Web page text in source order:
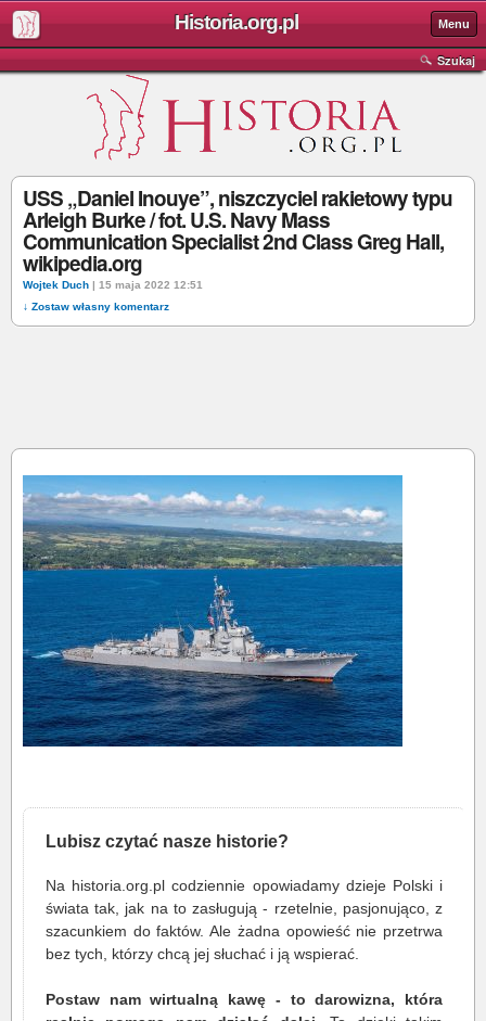
Historia.org.pl Menu
Szukaj
USS „Daniel Inouye”, niszczyciel rakietowy typu
Arleigh Burke / fot. U.S. Navy Mass
Communication Specialist 2nd Class Greg Hall,
wikipedia.org
Wojtek Duch | 15 maja 2022 12:51
↓ Zostaw własny komentarz
Lubisz czytać nasze historie?
Na historia.org.pl codziennie opowiadamy dzieje Polski i
świata tak, jak na to zasługują - rzetelnie, pasjonująco, z
szacunkiem do faktów. Ale żadna opowieść nie przetrwa
bez tych, którzy chcą jej słuchać i ją wspierać.
Postaw nam wirtualną kawę - to darowizna, która